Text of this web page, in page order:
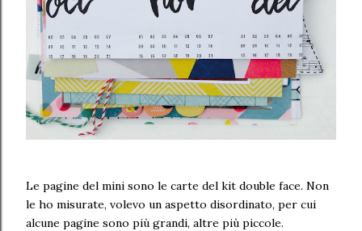
Le pagine del mini sono le carte del kit double face. Non
le ho misurate, volevo un aspetto disordinato, per cui
alcune pagine sono più grandi, altre più piccole.